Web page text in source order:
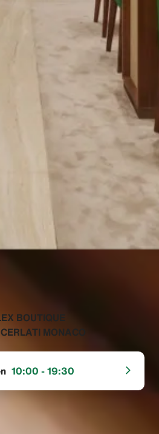
BOUTIQUE
MONACO‬
10:00 - 19:30